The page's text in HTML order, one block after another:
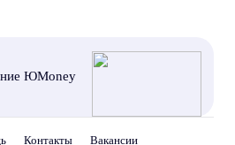
ЮMoney
Контакты Вакансии